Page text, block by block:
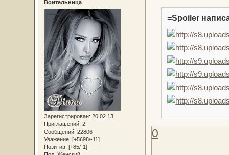
Воительница
Зарегистрирован: 20.02.13
Приглашений: 2
Сообщений: 22806
Уважение: [+5698/-11]
Позитив: [+85/-1]
=Spoiler
0